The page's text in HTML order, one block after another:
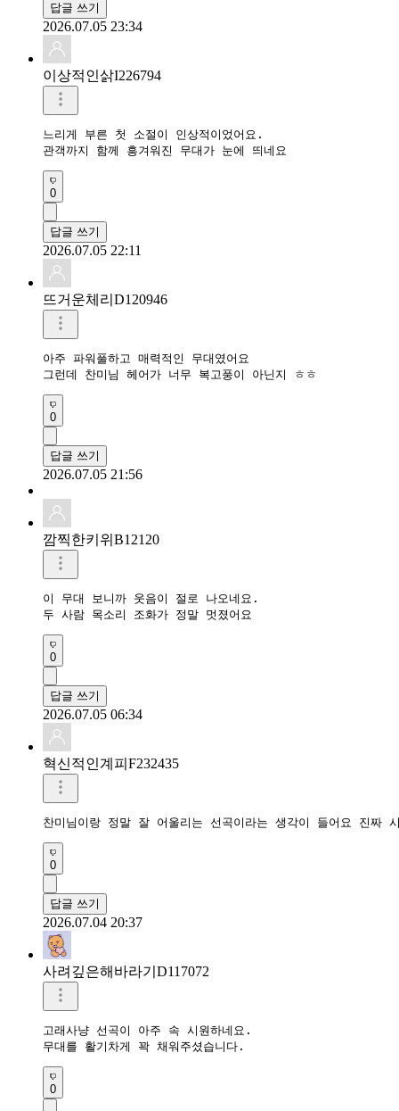
답글 쓰기
2026.07.05 23:34
이상적인삵I226794
느리게 부른 첫 소절이 인상적이었어요.
관객까지 함께 흥겨워진 무대가 눈에 띄네요
0
답글 쓰기
2026.07.05 22:11
뜨거운체리D120946
아주 파워풀하고 매력적인 무대였어요
그런데 찬미님 헤어가 너무 복고풍이 아닌지 ㅎㅎ
0
답글 쓰기
2026.07.05 21:56
깜찍한키위B12120
이 무대 보니까 웃음이 절로 나오네요.
두 사람 목소리 조화가 정말 멋졌어요
0
답글 쓰기
2026.07.05 06:34
혁신적인계피F232435
찬미님이랑 정말 잘 어울리는 선곡이라는 생각이 들어요 진짜
0
답글 쓰기
2026.07.04 20:37
사려깊은해바라기D117072
고래사냥 선곡이 아주 속 시원하네요.
무대를 활기차게 꽉 채워주셨습니다.
0